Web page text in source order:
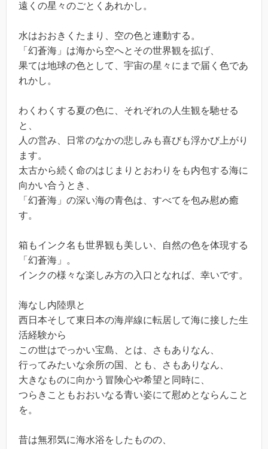
遠くの星々のごとくあれかし。
水はおおきくたまり、空の色と連動する。
「幻蒼海」は海から空へとその世界観を拡げ、
果ては地球の色として、宇宙の星々にまで届く色であ
れかし。
わくわくする夏の色に、それぞれの人生観を馳せる
と、
人の営み、日常のなかの悲しみも喜びも浮かび上がり
ます。
太古から続く命のはじまりとおわりをも内包する海に
向かい合うとき、
「幻蒼海」の深い海の青色は、すべてを包み慰め癒
す。
箱もインク名も世界観も美しい、自然の色を体現する
「幻蒼海」。
インクの様々な楽しみ方の入口となれば、幸いです。
海なし内陸県と
西日本そして東日本の海岸線に転居して海に接した生
活経験から
この世はでっかい宝島、とは、さもありなん、
行ってみたいな余所の国、とも、さもありなん、
大きなものに向かう冒険心や希望と同時に、
つらきこともおおいなる青い姿にて慰めとならんこと
を。
昔は無邪気に海水浴をしたものの、